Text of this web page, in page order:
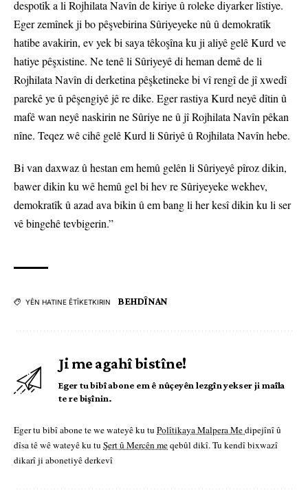
despotîk a li Rojhilata Navîn de kiriye û roleke diyarker lîstiye.
Eger zemînek ji bo pêşvebirina Sûriyeyeke nû û demokratîk
hatibe avakirin, ev yek bi saya têkoşîna ku ji aliyê gelê Kurd ve
hatiye pêşxistine. Ne tenê li Sûriyeyê di heman demê de li
Rojhilata Navîn di derketina pêşketineke bi vî rengî de jî xwedî
parekê ye û pêşengiyê jê re dike. Eger rastiya Kurd neyê dîtin û
mafê wan neyê naskirin ne Sûriye ne û jî Rojhilata Navîn pêkan
nîne. Teqez wê cihê gelê Kurd li Sûriyê û Rojhilata Navîn hebe.
Bi van daxwaz û hestan em hemû gelên li Sûriyeyê pîroz dikin,
bawer dikin ku wê hemû gel bi hev re Sûriyeyeke wekhev,
demokratîk û azad ava bikin û em bang li her kesî dikin ku li ser
vê bingehê tevbigerin.”
YÊN HATINE ÊTÎKETKIRIN BEHDÎNAN
Ji me agahî bistîne!
Eger tu bibî abone em ê nûçeyên lezgîn yekser ji maîla
te re bişînin.
Eger tu bibî abone te we wateyê ku tu Polîtikaya Malpera Medipejînî û
dîsa tê wê wateyê ku tu Şert û Mercên meqebûl dikî. Tu kendî bixwazî
dikarî ji abonetiyê derkevî